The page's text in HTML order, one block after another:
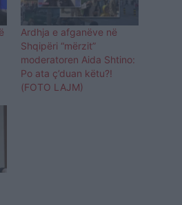
Ardhja e afganëve në
Shqipëri “mërzit”
moderatoren Aida Shtino:
Po ata ç’duan këtu?!
(FOTO LAJM)